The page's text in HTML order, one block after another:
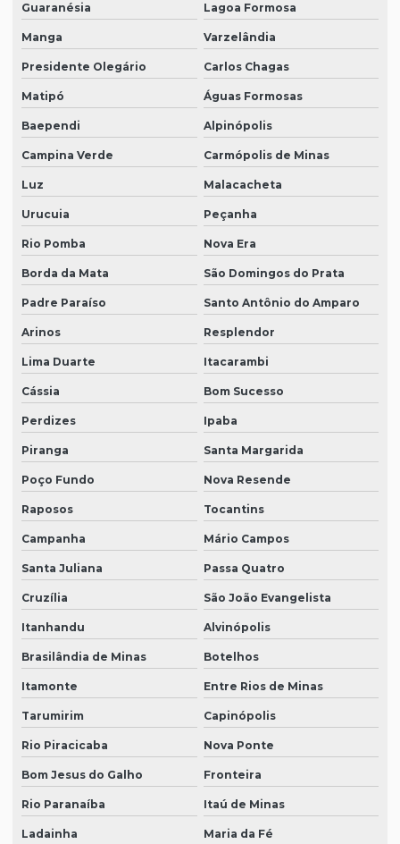
Guaranésia Lagoa Formosa
Manga Varzelândia
Presidente Olegário Carlos Chagas
Matipó Águas Formosas
Baependi Alpinópolis
Campina Verde Carmópolis de Minas
Luz Malacacheta
Urucuia Peçanha
Rio Pomba Nova Era
Borda da Mata São Domingos do Prata
Padre Paraíso Santo Antônio do Amparo
Arinos Resplendor
Lima Duarte Itacarambi
Cássia Bom Sucesso
Perdizes Ipaba
Piranga Santa Margarida
Poço Fundo Nova Resende
Raposos Tocantins
Campanha Mário Campos
Santa Juliana Passa Quatro
Cruzília São João Evangelista
Itanhandu Alvinópolis
Brasilândia de Minas Botelhos
Itamonte Entre Rios de Minas
Tarumirim Capinópolis
Rio Piracicaba Nova Ponte
Bom Jesus do Galho Fronteira
Rio Paranaíba Itaú de Minas
Ladainha Maria da Fé